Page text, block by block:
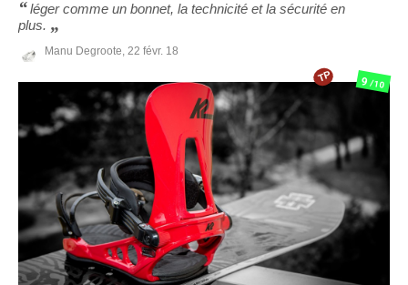
léger comme un bonnet, la technicité et la sécurité en
plus.
Manu Degroote, 22 févr. 18
9/10
TP